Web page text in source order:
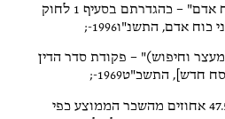
"מעסיק בפועל" ו"קבלן כוח אדם" – כהגדרתם בסעיף 1 לחוק
אדם, התשנ"ו1996-;
וחיפוש)" – פקודת סדר הדין
חדש], התשכ"ט1969-;
"שכר מינימום", לחודש – 47.5 אחוזים מהשכר הממוצע כפי